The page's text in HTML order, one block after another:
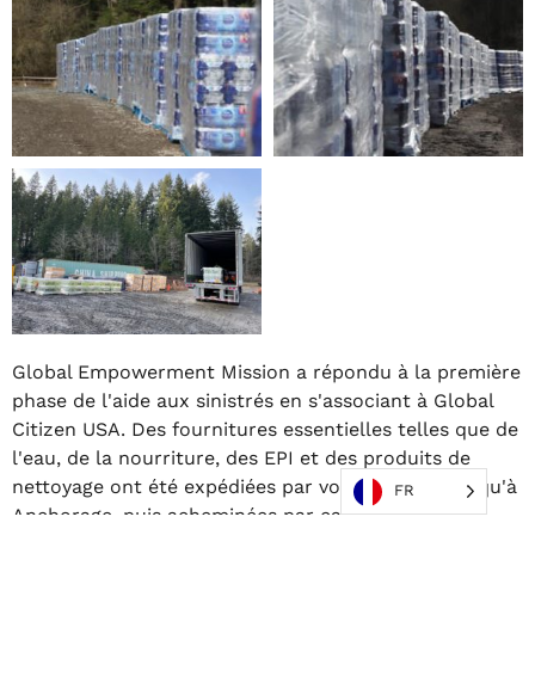
Global Empowerment Mission a répondu à la première
phase de l'aide aux sinistrés en s'associant à Global
Citizen USA. Des fournitures essentielles telles que de
l'eau, de la nourriture, des EPI et des produits de
nettoyage ont été expédiées par voie maritime jusqu'à
Anchorage, puis acheminées par camion jusqu'à
FR